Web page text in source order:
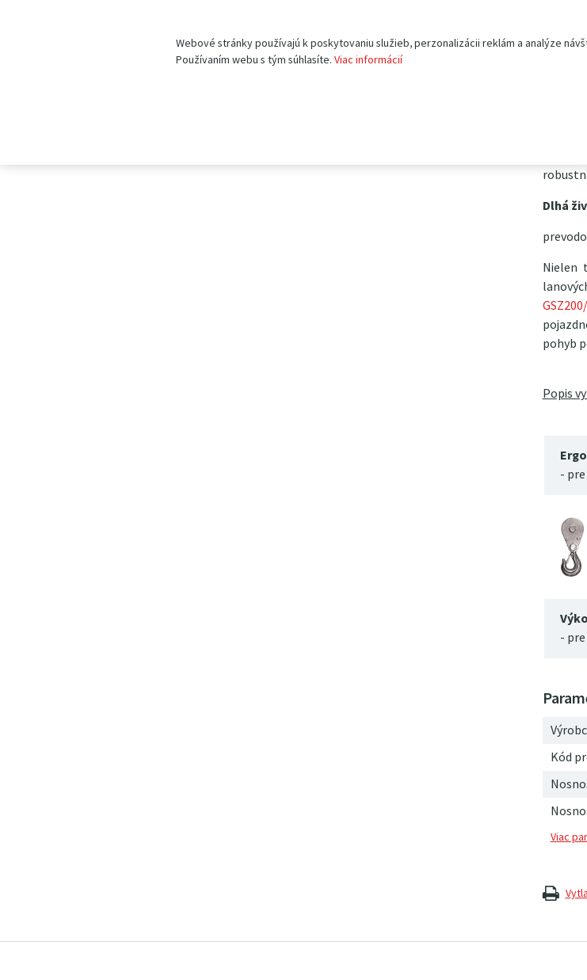
Webové stránky používajú k poskytovaniu služieb, perzonalizácii reklám a analýze
Používaním webu s tým súhlasíte. Viac informácií
Dlhá
Nielen
pohyb
Popis
-
-
Kód